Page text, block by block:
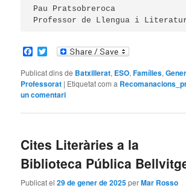
Pau Pratsobreroca
Professor de Llengua i
Facebook
Twitter
Publicat dins de Batxillerat, ESO,Famílies,
Professorat | Etiquetat com a
un comentari
Cites Literàries a la
Biblioteca Pública
Publicat el29 de gener de 2025perMar Rosso